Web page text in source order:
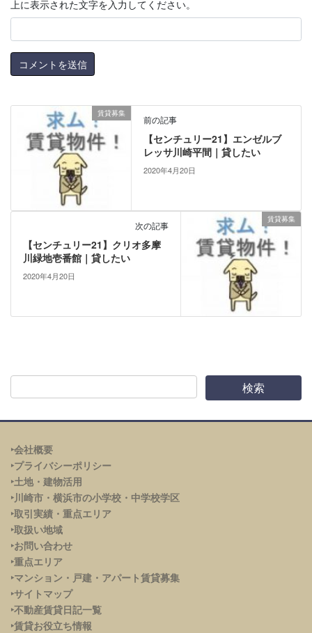
上に表示された文字を入力してください。
賃貸募集
前の記事
【センチュリー21】エンゼルブ
レッサ川崎平間｜貸したい
2020年4月20日
賃貸募集
次の記事
【センチュリー21】クリオ多摩
川緑地壱番館｜貸したい
2020年4月20日
‣会社概要
‣プライバシーポリシー
‣土地・建物活用
‣川崎市・横浜市の小学校・中学校学区
‣取引実績・重点エリア
‣取扱い地域
‣お問い合わせ
‣重点エリア
‣マンション・戸建・アパート賃貸募集
‣サイトマップ
‣不動産賃貸日記一覧
‣賃貸お役立ち情報